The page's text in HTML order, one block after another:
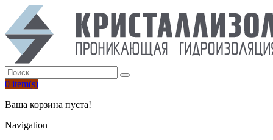
0 item(s)
Ваша корзина пуста!
Navigation